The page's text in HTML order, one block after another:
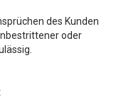
des Kunden
oder